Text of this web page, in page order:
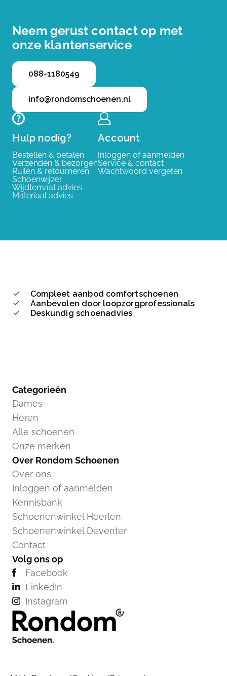
Neem gerust contact op met
onze klantenservice
088-1180549
info@rondomschoenen.nl
Hulp nodig?
Bestellen & betalen
Verzenden & bezorgen
Ruilen & retourneren
Schoenwijzer
Wijdtemaat advies
Materiaal advies
Account
Inloggen of aanmelden
Service & contact
Wachtwoord vergeten
Compleet aanbod comfortschoenen
Aanbevolen door loopzorgprofessionals
Deskundig schoenadvies
Categorieën
Dames
Heren
Alle schoenen
Onze merken
Over Rondom Schoenen
Over ons
Inloggen of aanmelden
Kennisbank
Schoenenwinkel Heerlen
Schoenenwinkel Deventer
Contact
Volg ons op
Facebook
LinkedIn
Instagram